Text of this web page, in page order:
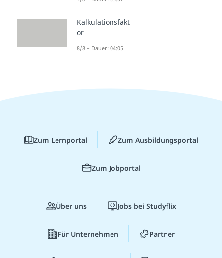
Kalkulationsfakt
or
8/8 – Dauer: 04:05
Zum Lernportal Zum Ausbildungsportal
Zum Jobportal
Über uns Jobs bei Studyflix
Für Unternehmen Partner